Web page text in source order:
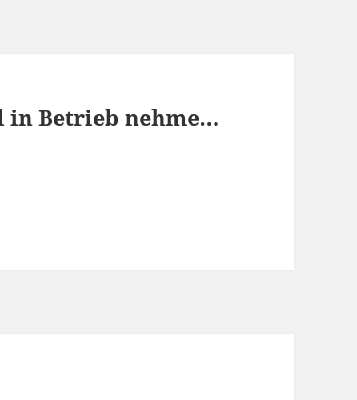
in Betrieb nehme…